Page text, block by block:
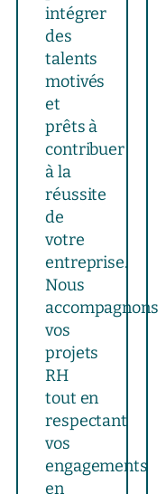
intégrer
des
talents
motivés
et
prêts à
contribuer
à la
réussite
de
votre
entreprise.
Nous
accompagnons
vos
projets
RH
tout en
respectant
vos
engagements
en